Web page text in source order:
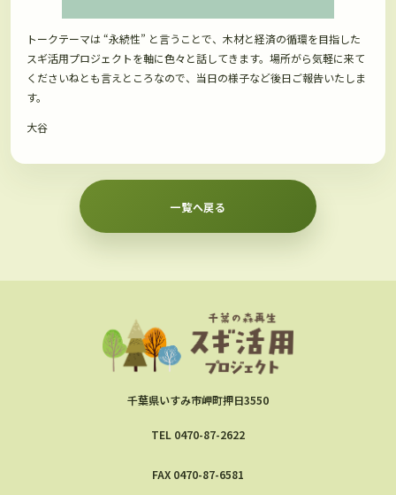
トークテーマは “永続性” と言うことで、木材と経済の循環を目指した
スギ活用プロジェクトを軸に色々と話してきます。場所がら気軽に来て
くださいねとも言えところなので、当日の様子など後日ご報告いたしま
す。
大谷
一覧へ戻る
千葉県いすみ市岬町押日3550
TEL 0470-87-2622
FAX 0470-87-6581